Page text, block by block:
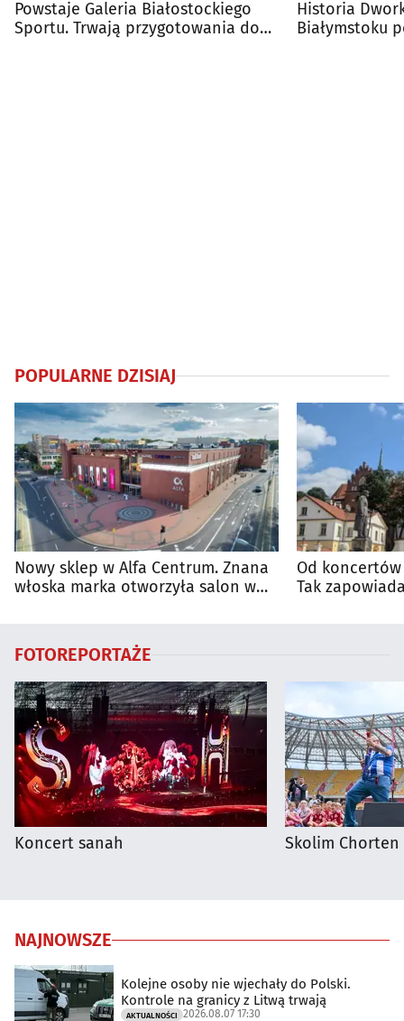
Powstaje Galeria Białostockiego
Sportu. Trwają przygotowania do
Historia
Białymstoku
POPULARNE DZISIAJ
Nowy sklep w Alfa Centrum. Znana
włoska marka otworzyła salon w
Od
Tak
FOTOREPORTAŻE
Koncert sanah Skolim Chorten
NAJNOWSZE
Kolejne osoby nie wjechały do Polski.
Kontrole na granicy z Litwą trwają
AKTUALNOŚCI 2026.08.07 17:30